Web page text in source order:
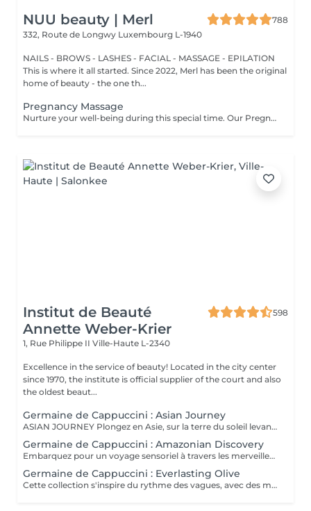
NUU beauty | Merl
788
332, Route de Longwy Luxembourg L-1940
NAILS - BROWS - LASHES - FACIAL - MASSAGE - EPILATION
This is where it all started. Since 2022, Merl has been the original
home of beauty - the one th...
Pregnancy Massage
Nurture your well-being during this special time. Our Pregnancy Massage is a gentle, relaxing treatment designed to reduce muscle tension, improve circulation, and ease discomfort commonly experienced during pregnancy. Soft, flowing techniques and comfortable side-lying positioning provide deep relaxation without placing pressure on the abdomen. Hypoallergenic, unscented oils are used to care for sensitive skin and maintain comfort throughout the session. This massage helps relieve tension in the lower back and shoulders, reduces swelling and heaviness in the legs, improves overall circulation, and promotes a sense of ease and balance in the body. This treatment is performed only with the approval of your doctor.
Institut de Beauté
Annette Weber-Krier
598
1, Rue Philippe II Ville-Haute L-2340
Excellence in the service of beauty! Located in the city center
since 1970, the institute is official supplier of the court and also
the oldest beaut...
Germaine de Cappuccini : Asian Journey
ASIAN JOURNEY Plongez en Asie, sur la terre du soleil levant, où chaque détail est conçu pour offrir harmonie et équilibre grâce à des soins exclusifs qui capturent l'esprit zen des anciens rituels japonais, infusés avec l'essence culturelle et cérémonielle du thé. La collection présente un parfum neuro-scientifiquement prouvé qui favorise l'harmonie et l'équilibre entre le corps et l'esprit. Des notes lactées enveloppantes s'associent à des bois crémeux sophistiqués et à des fruits exotiques. ACTIMOOD PROGRAM® : WELLBEINGMATCHA RENEWAL EXFOLIATION POUR LE CORPS Rituel d'exfoliation conçu pour révéler une peau douce et radieuse. Une formule exclusive à effet antioxydant qui enveloppe le corps d'une étreinte nourrissante et transformatrice. La caresse de sa texture gel extraordinaire permet une exfoliation aussi efficace qu'agréable. SERENITY SANCTUARY MASSAGE CORPOREL Inspiré du Shiatsu, une technique millénaire originaire du Japon, ce massage à effet relaxant vise à harmoniser le rythme naturel du corps en travaillant les méridiens énergétiques. La texture douce du lait de massage facilite le traitement, garantissant une glisse douce et agréable, tout en vous plongeant dans une atmosphère de profonde sérénité. ZEN CEREMONY RITUEL Conçu pour harmoniser le corps et l'esprit, ce rituel corporel associe la préparation et le soin de la peau à la philosophie orientale de l'équilibre holistique. Inspiré par le travail des méridiens énergétiques, il favorise un sentiment de bien-être total et profond.
Germaine de Cappuccini : Amazonian Discovery
Embarquez pour un voyage sensoriel à travers les merveilles de l'Amérique du Sud, où chaque soin capture la richesse de ses paysages et vous invite à découvrir ses ingrédients exotiques, récoltés de manière durable. La collection présente un parfum neuro-scientifiquement prouvé qui aide à augmenter la sensation d'énergie avec une combinaison de fruits tropicaux épicés. ACTIMOOD PROGRAM® : ENERGY VIVID AWAKENING-SOIN VISAGE Inspirée des secrets de beauté de l'Amazonie, cette expérience sensorielle associe une sélection minutieuse d'ingrédients exotiques qui réveillent la vitalité du visage. Dès les premiers instants, le rituel cérémoniel oriente les sens vers un paradis de calme et de sérénité, de connexion avec la nature, tandis que la peau vibre et se transforme.BIENFAITS Soin de la peau, douceur et hydratation* intense. Rajeunissement et amélioration de la texture de la peau. Le soin apporte une sensation de calme et de détente qui combat le stress. VITALITY RENEWAL-EXFOLIATION CORPORELLE Rituel d'exfoliation conçu pour révéler une peau douce et radieuse. Grâce à une synergie d'ingrédients de la plus haute qualité combinée à une technique évocatrice, ce beurre à la texture fondante ne renouvelle pas seulement la peau, mais procure également une sensation de revitalisation de l'âme. BLOOM SENSATION-MASSAGE CORPOREL Inspiré du massage holistique et énergétique « Lomi Lomi », ce nectar à base gélifiée se transforme en une huile luxueuse au contact de la peau, idéale pour être travaillée avec les mains et les avant-bras tout en enveloppant les sens d'une aura de bien-être total. VIBRANT REBIRTH-RITUEL Conçu pour harmoniser le corps et l'esprit, ce rituel corporel offre une expérience complète de soin et de préparation de la peau. Grâce à l'énergie vibrante de la nature, il favorise un profond sentiment de renaissance et d'éveil d'une nouvelle vitalité de la peau. RAINFOREST HARMONY-RITUEL Inspirés par l'étreinte de la Terre Mère, les savoirs anciens se mêlent à des techniques innovantes, créant une mosaïque de soins qui enveloppent le corps et l'esprit. Un rituel transformateur qui associe un soin du visage revitalisant à un massage énergisant, garantissant une expérience d'harmonie et de bien-être.
Germaine de Cappuccini : Everlasting Olive
Cette collection s'inspire du rythme des vagues, avec des mouvements longs et fluides qui imitent le rythme de la mer touchant le rivage. Chaque mouvement s'adapte au corps dans des mouvements ondulants, créant une expérience sensorielle profonde qui : Réduit le stress et libère les tensions musculaires. L'apport en oxygène s'améliore et les tissus sont revitalisés.